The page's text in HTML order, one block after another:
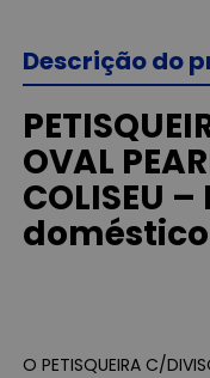
Descrição do
OVAL
COLISEU
O PETISQUEIRA C/